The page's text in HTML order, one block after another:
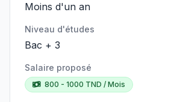
Moins d'un an
Niveau d'études
Bac + 3
Salaire proposé
800 - 1000 TND / Mois